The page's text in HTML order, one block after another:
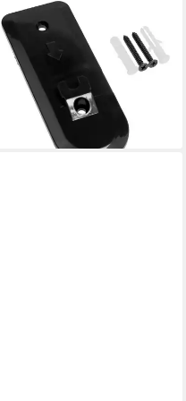
SEVERIN
Saugroboter Zubehör-Set
Severin 8303048
Wandhalterung für HV7156
HV7157... Akkustaubsauger
15,98 €
lieferbar - in 3-4 Werktagen bei dir